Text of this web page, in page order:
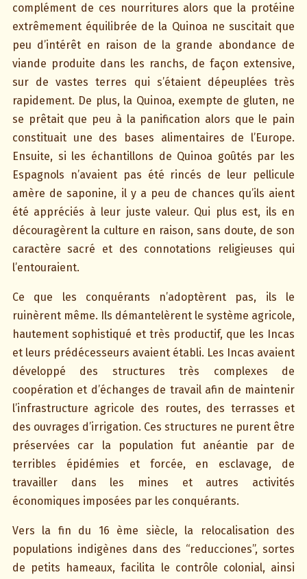
complément de ces nourritures alors que la protéine
extrêmement équilibrée de la Quinoa ne suscitait que
peu d’intérêt en raison de la grande abondance de
viande produite dans les ranchs, de façon extensive,
sur de vastes terres qui s’étaient dépeuplées très
rapidement. De plus, la Quinoa, exempte de gluten, ne
se prêtait que peu à la panification alors que le pain
constituait une des bases alimentaires de l’Europe.
Ensuite, si les échantillons de Quinoa goûtés par les
Espagnols n’avaient pas été rincés de leur pellicule
amère de saponine, il y a peu de chances qu’ils aient
été appréciés à leur juste valeur. Qui plus est, ils en
découragèrent la culture en raison, sans doute, de son
caractère sacré et des connotations religieuses qui
l’entouraient.
Ce que les conquérants n’adoptèrent pas, ils le
ruinèrent même. Ils démantelèrent le système agricole,
hautement sophistiqué et très productif, que les Incas
et leurs prédécesseurs avaient établi. Les Incas avaient
développé des structures très complexes de
coopération et d’échanges de travail afin de maintenir
l’infrastructure agricole des routes, des terrasses et
des ouvrages d’irrigation. Ces structures ne purent être
préservées car la population fut anéantie par de
terribles épidémies et forcée, en esclavage, de
travailler dans les mines et autres activités
économiques imposées par les conquérants.
Vers la fin du 16 ème siècle, la relocalisation des
populations indigènes dans des “reducciones”, sortes
de petits hameaux, facilita le contrôle colonial, ainsi